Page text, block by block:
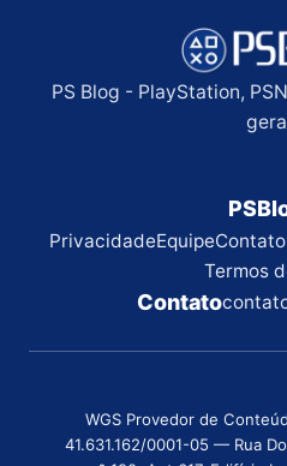
PS Blog - PlayStation,
PrivacidadeEquipeContato
Termos
Contato
WGS Provedor de
41.631.162/0001-05 — Rua